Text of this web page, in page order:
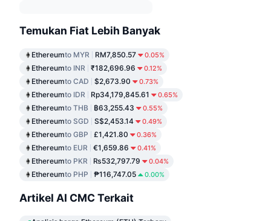
Temukan Fiat Lebih Banyak
Ethereumto MYR RM7,850.57 0.05%
Ethereumto INR ₹182,696.96 0.12%
Ethereumto CAD $2,673.90 0.73%
Ethereumto IDR Rp34,179,845.61 0.65%
Ethereumto THB ฿63,255.43 0.55%
Ethereumto SGD S$2,453.14 0.49%
Ethereumto GBP £1,421.80 0.36%
Ethereumto EUR €1,659.86 0.41%
Ethereumto PKR ₨532,797.79 0.04%
Ethereumto PHP ₱116,747.05 0.00%
Artikel AI CMC Terkait